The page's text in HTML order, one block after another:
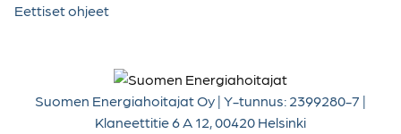
Eettiset ohjeet
Suomen Energiahoitajat Oy | Y-tunnus: 2399280-7 |
Klaneettitie 6 A 12, 00420 Helsinki